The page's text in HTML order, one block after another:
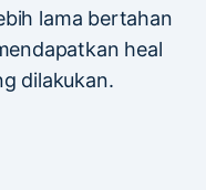
lama bertahan
heal
dilakukan.